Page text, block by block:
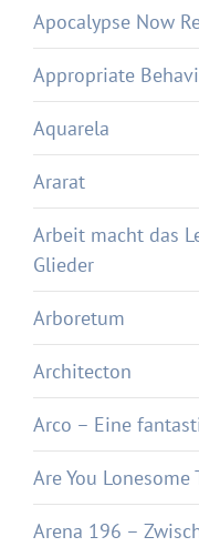
Apocalypse Now
Appropriate
Aquarela
Ararat
Arbeit macht das
Glieder
Arboretum
Architecton
Arco – Eine
Are You Lonesome
Arena 196 –